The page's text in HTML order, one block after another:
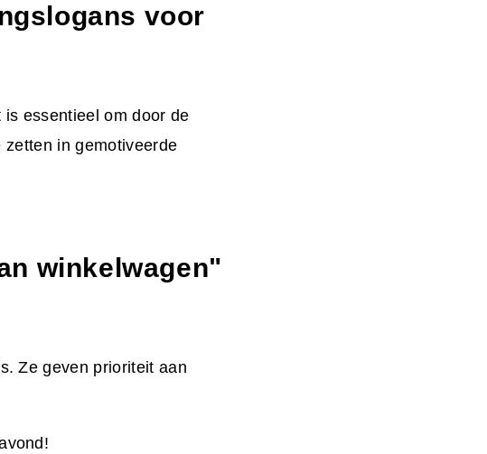
voor
essentieel om door de
in gemotiveerde
winkelwagen"
Ze geven prioriteit aan